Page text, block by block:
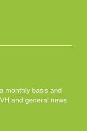
monthly basis and
and general news